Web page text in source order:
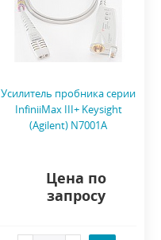
Усилитель пробника серии
InfiniiMax III+ Keysight
(Agilent) N7001A
Цена по
запросу